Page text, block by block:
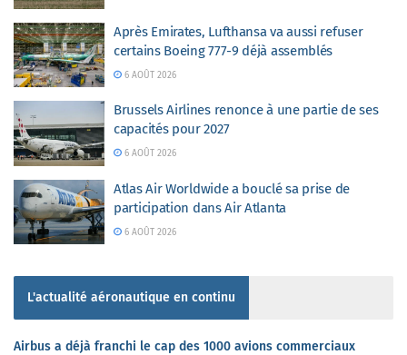
Après Emirates, Lufthansa va aussi refuser
certains Boeing 777-9 déjà assemblés
6 AOÛT 2026
Brussels Airlines renonce à une partie de ses
capacités pour 2027
6 AOÛT 2026
Atlas Air Worldwide a bouclé sa prise de
participation dans Air Atlanta
6 AOÛT 2026
L'actualité aéronautique en continu
Airbus a déjà franchi le cap des 1000 avions commerciaux